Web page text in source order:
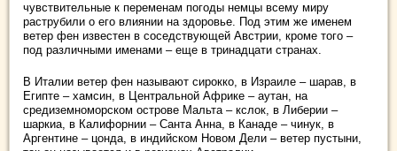
чувствительные к переменам погоды немцы всему миру
раструбили о его влиянии на здоровье. Под этим же именем
ветер фен известен в соседствующей Австрии, кроме того –
под различными именами – еще в тринад­цати странах.
В Италии ветер фен называют сирокко, в Израиле – шарав, в
Египте – хамсин, в Центральной Африке – аутан, на
средиземноморском острове Мальта – кслок, в Либерии –
шаркиа, в Калифорнии – Санта Анна, в Канаде – чинук, в
Аргентине – цонда, в индийском Новом Дели – ветер пустыни,